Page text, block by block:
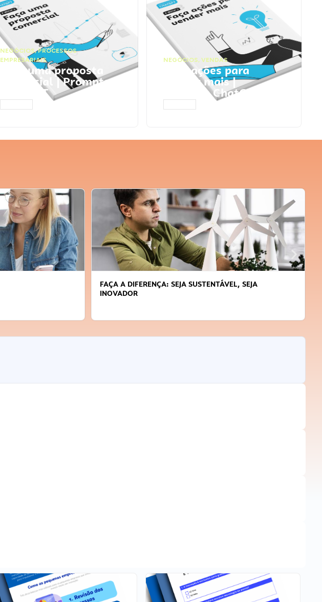
NEGÓCIOS,PROCESSOS
EMPRESARIAIS
Faça uma proposta
comercial | Prompts
ChatGPT
NEGÓCIOS, VENDAS
Faça ações para
vender mais |
Prompts ChatGPT
FAÇA A DIFERENÇA: SEJA SUSTENTÁVEL, SEJA
INOVADOR